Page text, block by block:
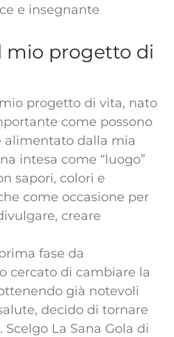
e insegnante
mio progetto di
progetto di vita, nato
come possono
alimentato dalla mia
intesa come “luogo”
sapori, colori e
come occasione per
creare
fase da
cercato di cambiare la
già notevoli
decido di tornare
La Sana Gola di